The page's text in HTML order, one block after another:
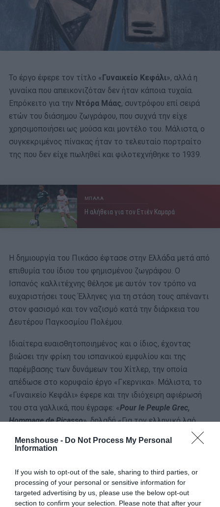
Menshouse - Do Not Process My Personal
Information
If you wish to opt-out of the sale, sharing to third parties, or
processing of your personal or sensitive information for
targeted advertising by us, please use the below opt-out
section to confirm your selection. Please note that after your
Το έργο έφερε τον τίτλο «Γυναικείο Κεφάλι», αλλά η
γυναίκα που απεικονιζόταν δεν ήταν κάποια τυχαία.
Επρόκειτο για την Ντόρα Μάας, συντρόφου επί σειρά
ετών του διάσημου ζωγράφου, που συχνά την είχε
χρησιμοποιήσει ως μούσα και μοντέλο του. Μάλιστα, ο
συγκεκριμένος πίνακας ήταν το τελευταίο πορτραίτο
της που δεν είχε πωληθεί και φιλοτεχνήθηκε το 1939.
ΜΠΑΛΑ
Η αλήθεια για τον Ετιέν Καμαρά
Η δημιουργία του Πικάσο έφτασε στην Ελλάδα μετά από
επιθυμία του ίδιου του φημισμένου ζωγράφου. Ο
Ισπανός καλλιτέχνης θέλησε με αυτόν τον τρόπο να
ευχαριστήσει τους Έλληνες για τη στάση τους απέναντι
στον φασισμό και τον ναζισμό κατά την διάρκεια του
Δευτέρου Παγκοσμίου Πολέμου.
Ιδιαίτερα ευαισθητοποιημένος και ο ίδιος, έχοντας
βιώσει την φρίκη του ισπανικού εμφυλίου και της
παρέμβασης των δυνάμεων του Χίτλερ, την οποία
απέδωσε στο κορυφαίο έργο «Γκερνικα». Μάλιστα, το
«Γυναικείο Κεφάλι» έφερε και την ιδιόχειρη αφιέρωσή
του στα γαλλικά, που έγραφε: «Pour le Peuple Grec,
Hommage de Picasso», δηλαδή «Για τον ελληνικό λαό,